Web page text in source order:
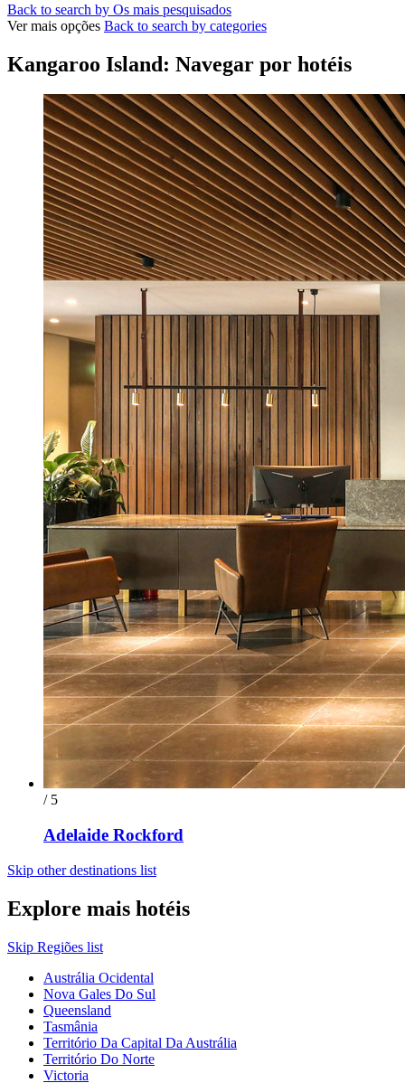
Back to search by Os mais pesquisados
Ver mais opções Back to search by categories
Kangaroo Island: Navegar por hotéis
/ 5
Adelaide Rockford
Skip other destinations list
Explore mais hotéis
Skip Regiões list
Austrália Ocidental
Nova Gales Do Sul
Queensland
Tasmânia
Território Da Capital Da Austrália
Território Do Norte
Victoria